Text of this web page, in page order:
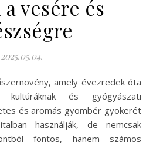
vesére és
2025.05.04.
és gyógyászati
és aromás gyömbér gyökerét
használják, de nemcsak
fontos, hanem számos